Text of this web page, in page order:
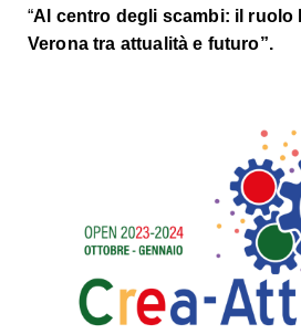
“Al centro degli scambi: il ruolo
Verona tra attualità e futuro”.